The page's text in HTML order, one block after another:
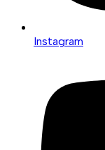
Instagram